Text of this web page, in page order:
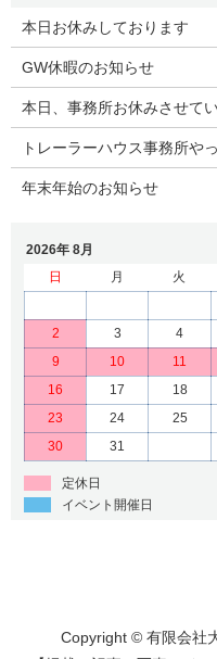
本日お休みしております
GW休暇のお知らせ
本日、事務所お休みさせて
トレーラーハウス事務所や
年末年始のお知らせ
2026年 8月
日
月 火
2
3 4
9
10 11
16
17 18
23
24 25
30
31
定休日
イベント開催日
Copyright © 有限会社